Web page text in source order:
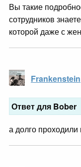
Вы такие
сотрудников
которой даже с
Frankenstein
Ответ для Bober
а долго